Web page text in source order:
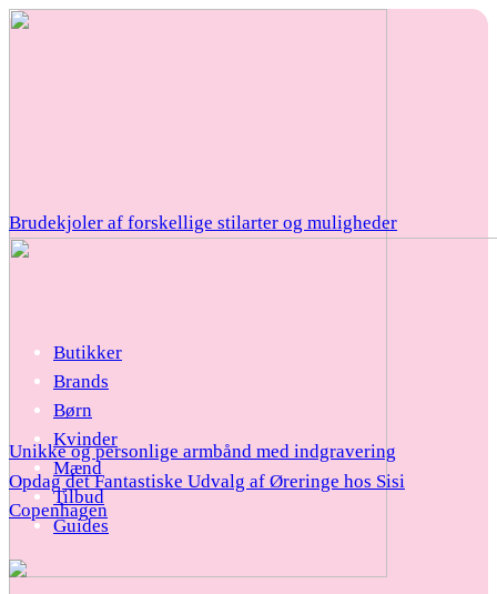
Brudekjoler af forskellige stilarter og muligheder
Unikke og personlige armbånd med indgravering
Opdag det Fantastiske Udvalg af Øreringe hos Sisi
Copenhagen
Butikker
Brands
Børn
Kvinder
Mænd
Tilbud
Guides